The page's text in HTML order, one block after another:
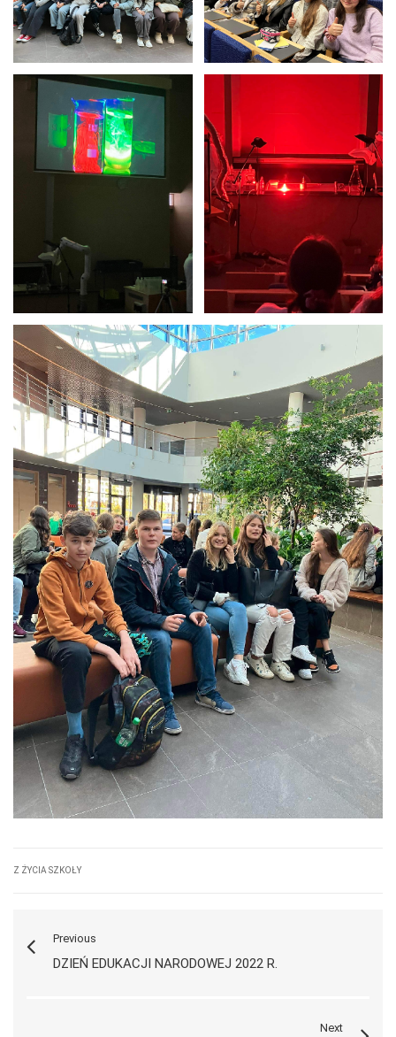
Z ŻYCIA SZKOŁY
Previous
DZIEŃ EDUKACJI NARODOWEJ 2022 R.
Next